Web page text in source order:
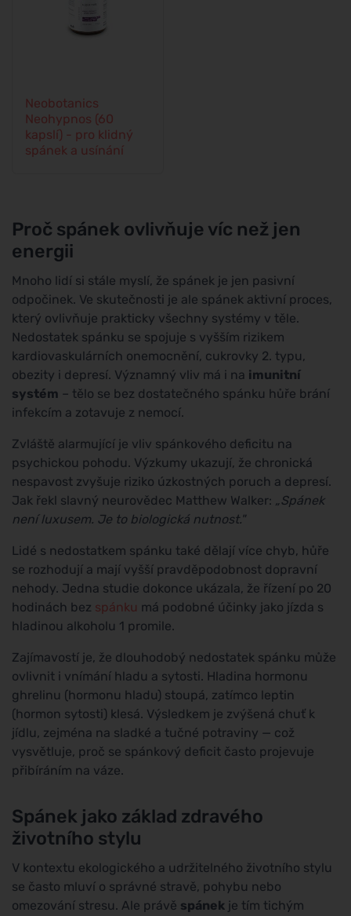
Neobotanics
Neohypnos (60
kapslí) - pro klidný
spánek a usínání
Proč spánek ovlivňuje víc než jen
energii
Mnoho lidí si stále myslí, že spánek je jen pasivní
odpočinek. Ve skutečnosti je ale spánek aktivní proces,
který ovlivňuje prakticky všechny systémy v těle.
Nedostatek spánku se spojuje s vyšším rizikem
kardiovaskulárních onemocnění, cukrovky 2. typu,
obezity i depresí. Významný vliv má i na imunitní
systém – tělo se bez dostatečného spánku hůře brání
infekcím a zotavuje z nemocí.
Zvláště alarmující je vliv spánkového deficitu na
psychickou pohodu. Výzkumy ukazují, že chronická
nespavost zvyšuje riziko úzkostných poruch a depresí.
Jak řekl slavný neurovědec Matthew Walker: „Spánek
není luxusem. Je to biologická nutnost."
Lidé s nedostatkem spánku také dělají více chyb, hůře
se rozhodují a mají vyšší pravděpodobnost dopravní
nehody. Jedna studie dokonce ukázala, že řízení po 20
hodinách bez spánku má podobné účinky jako jízda s
hladinou alkoholu 1 promile.
Zajímavostí je, že dlouhodobý nedostatek spánku může
ovlivnit i vnímání hladu a sytosti. Hladina hormonu
ghrelinu (hormonu hladu) stoupá, zatímco leptin
(hormon sytosti) klesá. Výsledkem je zvýšená chuť k
jídlu, zejména na sladké a tučné potraviny — což
vysvětluje, proč se spánkový deficit často projevuje
přibíráním na váze.
Spánek jako základ zdravého
životního stylu
V kontextu ekologického a udržitelného životního stylu
se často mluví o správné stravě, pohybu nebo
omezování stresu. Ale právě spánek je tím tichým